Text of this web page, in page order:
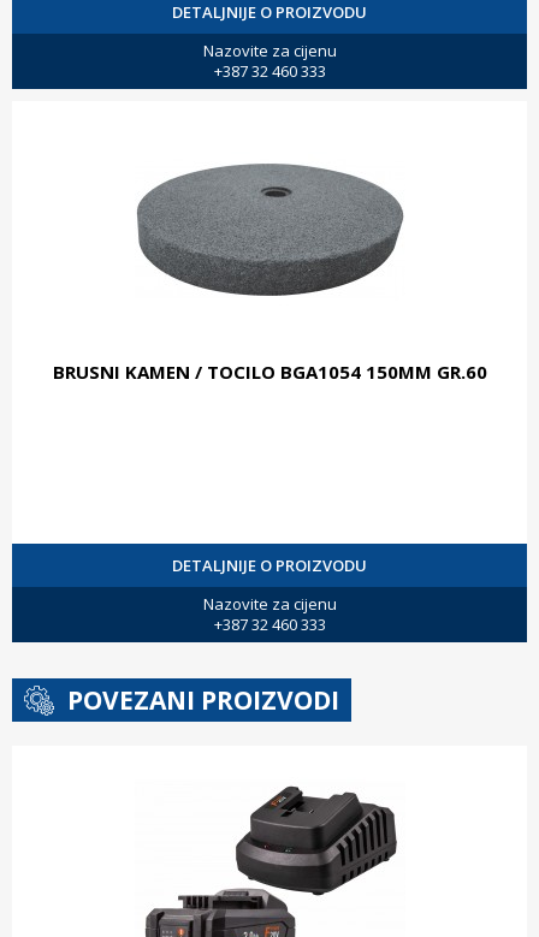
DETALJNIJE O PROIZVODU
Nazovite za cijenu
+387 32 460 333
BRUSNI KAMEN / TOCILO BGA1054 150MM GR.60
DETALJNIJE O PROIZVODU
Nazovite za cijenu
+387 32 460 333
POVEZANI PROIZVODI